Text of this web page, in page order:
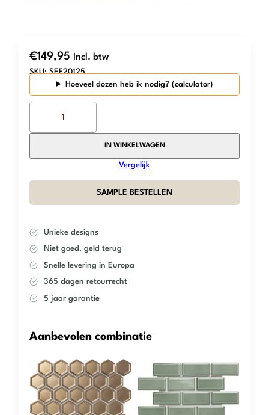
€149,95 Incl. btw
SKU: SEF20125
Hoeveel dozen heb ik nodig?
Factory
Turquoise
–
IN WINKELWAGEN
Vergelijk
SAMPLE BESTELLEN
Unieke designs
Niet goed, geld terug
Snelle levering in Europa
365 dagen retourrecht
5 jaar garantie
Aanbevolen combinatie